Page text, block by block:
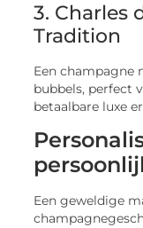
3. Charles
Tradition
Een champagne
bubbels, perfect
betaalbare luxe
Een geweldige